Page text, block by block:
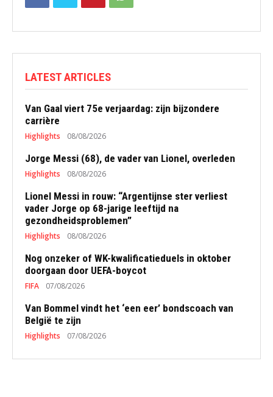
LATEST ARTICLES
Van Gaal viert 75e verjaardag: zijn bijzondere
carrière
Highlights 08/08/2026
Jorge Messi (68), de vader van Lionel, overleden
Highlights 08/08/2026
Lionel Messi in rouw: “Argentijnse ster verliest
vader Jorge op 68-jarige leeftijd na
gezondheidsproblemen”
Highlights 08/08/2026
Nog onzeker of WK-kwalificatieduels in oktober
doorgaan door UEFA-boycot
FIFA 07/08/2026
Van Bommel vindt het ‘een eer’ bondscoach van
België te zijn
Highlights 07/08/2026